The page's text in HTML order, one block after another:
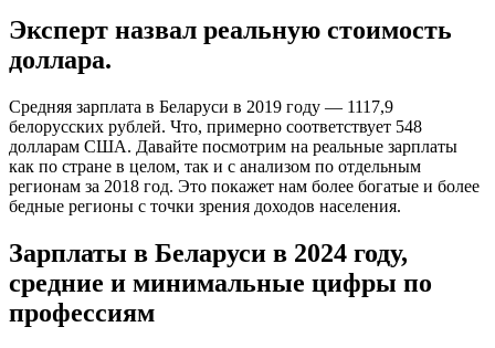
Эксперт назвал реальную стоимость
доллара.
Средняя зарплата в Беларуси в 2019 году — 1117,9
белорусских рублей. Что, примерно соответствует 548
долларам США. Давайте посмотрим на реальные зарплаты
как по стране в целом, так и с анализом по отдельным
регионам за 2018 год. Это покажет нам более богатые и более
бедные регионы с точки зрения доходов населения.
Зарплаты в Беларуси в 2024 году,
средние и минимальные цифры по
профессиям